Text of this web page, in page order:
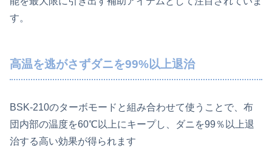
す。
高温を逃がさずダニを99%以上退治
BSK-210のターボモードと組み合わせて使うことで、布
団内部の温度を60℃以上にキープし、ダニを99％以上退
治する高い効果が得られます